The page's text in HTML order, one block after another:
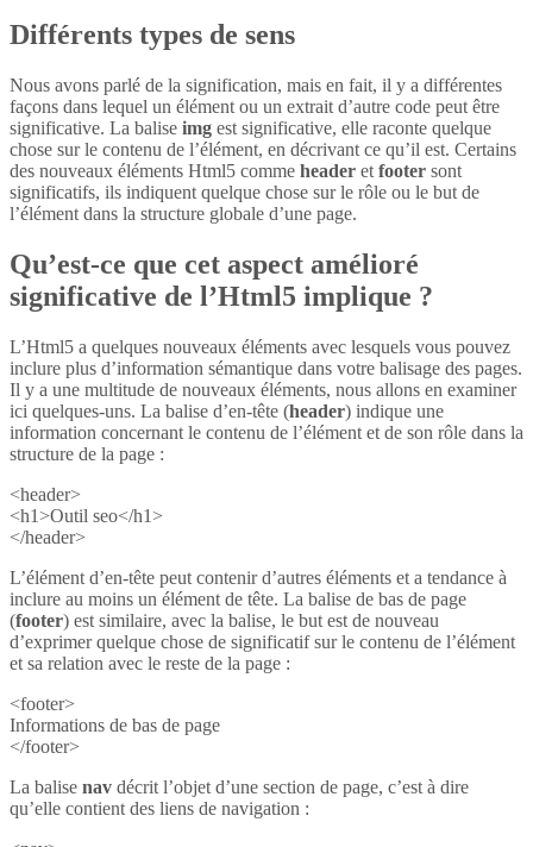
Différents types de sens
Nous avons parlé de la signification, mais en fait, il y a différentes
façons dans lequel un élément ou un extrait d’autre code peut être
significative. La balise img est significative, elle raconte quelque
chose sur le contenu de l’élément, en décrivant ce qu’il est. Certains
des nouveaux éléments Html5 comme header et footer sont
significatifs, ils indiquent quelque chose sur le rôle ou le but de
l’élément dans la structure globale d’une page.
Qu’est-ce que cet aspect amélioré
significative de l’Html5 implique ?
L’Html5 a quelques nouveaux éléments avec lesquels vous pouvez
inclure plus d’information sémantique dans votre balisage des pages.
Il y a une multitude de nouveaux éléments, nous allons en examiner
ici quelques-uns. La balise d’en-tête (header) indique une
information concernant le contenu de l’élément et de son rôle dans la
structure de la page :
<header>
<h1>Outil seo</h1>
</header>
L’élément d’en-tête peut contenir d’autres éléments et a tendance à
inclure au moins un élément de tête. La balise de bas de page
(footer) est similaire, avec la balise, le but est de nouveau
d’exprimer quelque chose de significatif sur le contenu de l’élément
et sa relation avec le reste de la page :
<footer>
Informations de bas de page
</footer>
La balise nav décrit l’objet d’une section de page, c’est à dire
qu’elle contient des liens de navigation :